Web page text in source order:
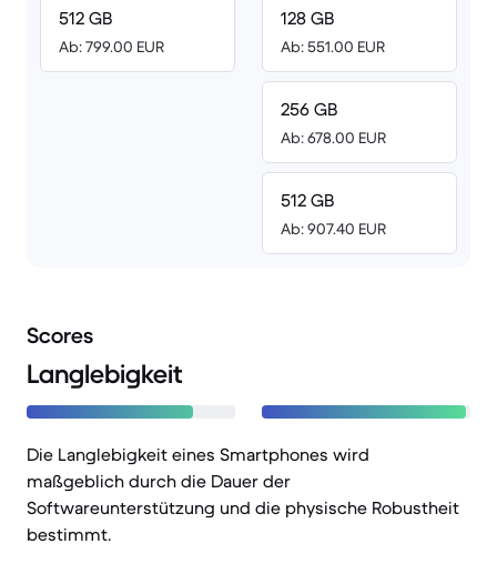
512 GB
Ab: 799.00 EUR
128 GB
Ab: 551.00 EUR
256 GB
Ab: 678.00 EUR
512 GB
Ab: 907.40 EUR
Scores
Langlebigkeit
Die Langlebigkeit eines Smartphones wird
maßgeblich durch die Dauer der
Softwareunterstützung und die physische Robustheit
bestimmt.